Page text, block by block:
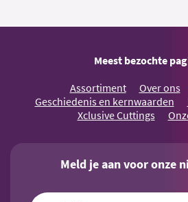
Meest bezochte
Assortiment Over ons
Geschiedenis en kernwaarden
Xclusive Cuttings
Meld je aan voor onze